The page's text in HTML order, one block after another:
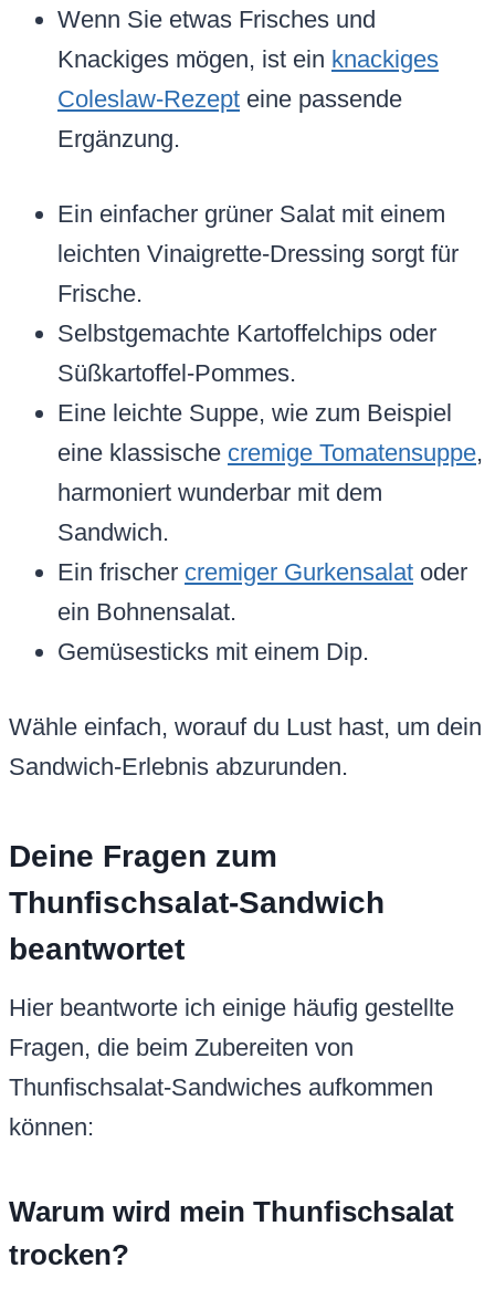
Wenn Sie etwas Frisches und
Knackiges mögen, ist ein knackiges
Coleslaw-Rezept eine passende
Ergänzung.
Ein einfacher grüner Salat mit einem
leichten Vinaigrette-Dressing sorgt für
Frische.
Selbstgemachte Kartoffelchips oder
Süßkartoffel-Pommes.
Eine leichte Suppe, wie zum Beispiel
eine klassische cremige Tomatensuppe,
harmoniert wunderbar mit dem
Sandwich.
Ein frischer cremiger Gurkensalat oder
ein Bohnensalat.
Gemüsesticks mit einem Dip.
Wähle einfach, worauf du Lust hast, um dein
Sandwich-Erlebnis abzurunden.
Deine Fragen zum
Thunfischsalat-Sandwich
beantwortet
Hier beantworte ich einige häufig gestellte
Fragen, die beim Zubereiten von
Thunfischsalat-Sandwiches aufkommen
können:
Warum wird mein Thunfischsalat
trocken?